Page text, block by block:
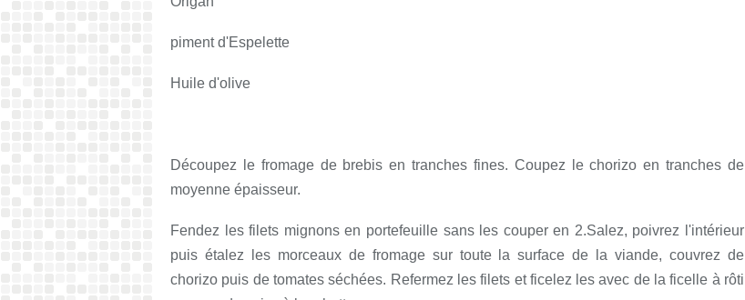
piment d'Espelette
Huile d'olive
Découpez le fromage de brebis en tranches fines. Coupez le chorizo en tranches de
moyenne épaisseur.
Fendez les filets mignons en portefeuille sans les couper en 2.Salez, poivrez l'intérieur
puis étalez les morceaux de fromage sur toute la surface de la viande, couvrez de
chorizo puis de tomates séchées. Refermez les filets et ficelez les avec de la ficelle à rôti